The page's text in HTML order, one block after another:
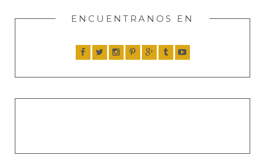
ENCUENTRANOS EN